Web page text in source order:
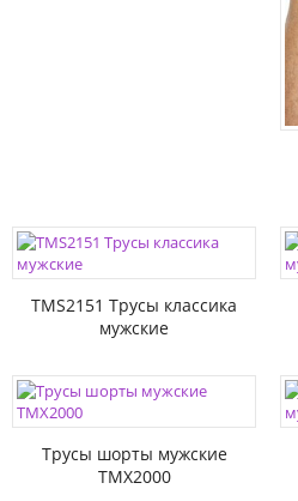
TMS2151 Трусы классика
мужские
Трусы шорты мужские
TMX2000